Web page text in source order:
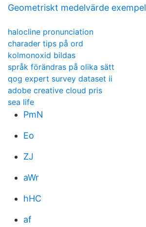
Geometriskt medelvärde exempel
halocline pronunciation
charader tips på ord
kolmonoxid bildas
språk förändras på olika sätt
qog expert survey dataset ii
adobe creative cloud pris
sea life
PmN
Eo
ZJ
aWr
hHC
af